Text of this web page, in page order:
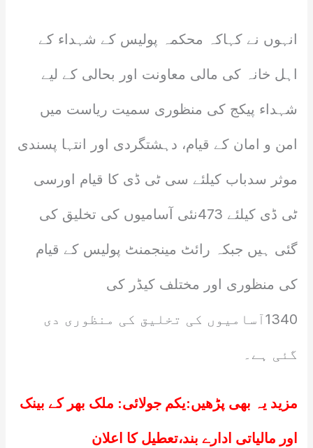
انہوں نے کہاکہ محکمہ پولیس کے شہداء کے
اہل خانہ کی مالی معاونت اور بحالی کے لیے
شہداء پیکج کی منظوری سمیت ریاست میں
امن و امان کے قیام، دہشتگردی اور انتہا پسندی
موثر سدباب کیلئے سی ٹی ڈی کا قیام اورسی
ٹی ڈی کیلئے 473نئی آسامیوں کی تخلیق کی
گئی ہیں جبکہ رائٹ مینجمنٹ پولیس کے قیام
کی منظوری اور مختلف کیڈر کی
1340آسامیوں کی تخلیق کی منظوری دی
گئی ہے۔
مزید یہ بھی پڑھیں:یکم جولائی: ملک بھر کے بینک
اور مالیاتی ادارے بند،تعطیل کا اعلان